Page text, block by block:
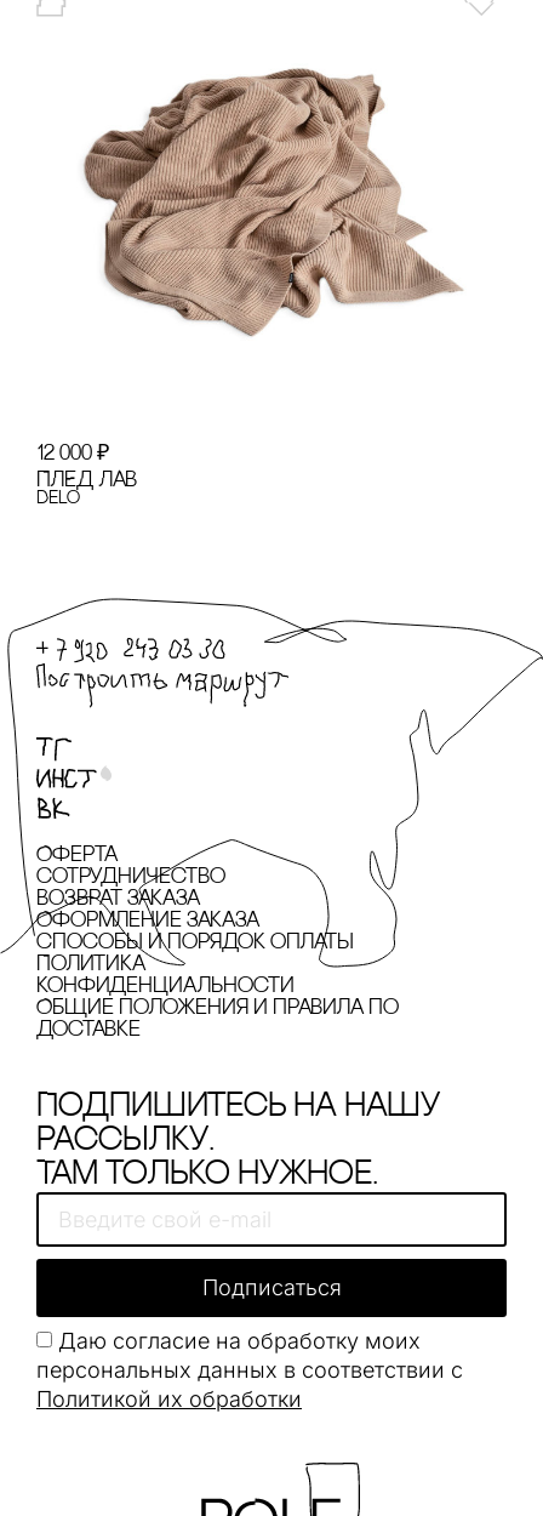
12 000 ₽
ПЛЕД ЛАВ
Delo
Оферта
сотрудничество
Возврат заказа
Оформление заказа
cпособы и порядок оплаты
Политика
конфиденциальности
Общие положения и правила по
доставке
Подпишитесь на нашу
рассылку.
Там только нужное.
Даю согласие на обработку моих
персональных данных в соответствии с
Политикой их обработки
Подписаться